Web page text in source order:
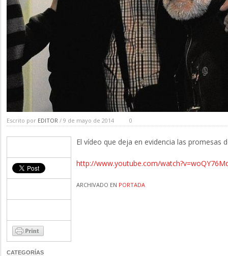
Escrito por EDITOR / 9 de mayo de 2014 0
CATEGORÍAS
El vídeo que deja en evidencia las promesas
http://www.youtube.com/
ARCHIVADO EN PORTADA